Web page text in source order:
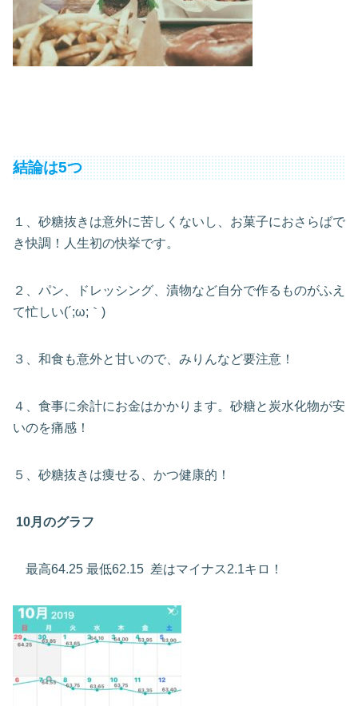
結論は5つ
１、砂糖抜きは意外に苦しくないし、お菓子におさらばで
き快調！人生初の快挙です。
２、パン、ドレッシング、漬物など自分で作るものがふえ
て忙しい(´;ω;｀)
３、和食も意外と甘いので、みりんなど要注意！
４、食事に余計にお金はかかります。砂糖と炭水化物が安
いのを痛感！
５、砂糖抜きは痩せる、かつ健康的！
10月のグラフ
最高64.25 最低62.15 差はマイナス2.1キロ！